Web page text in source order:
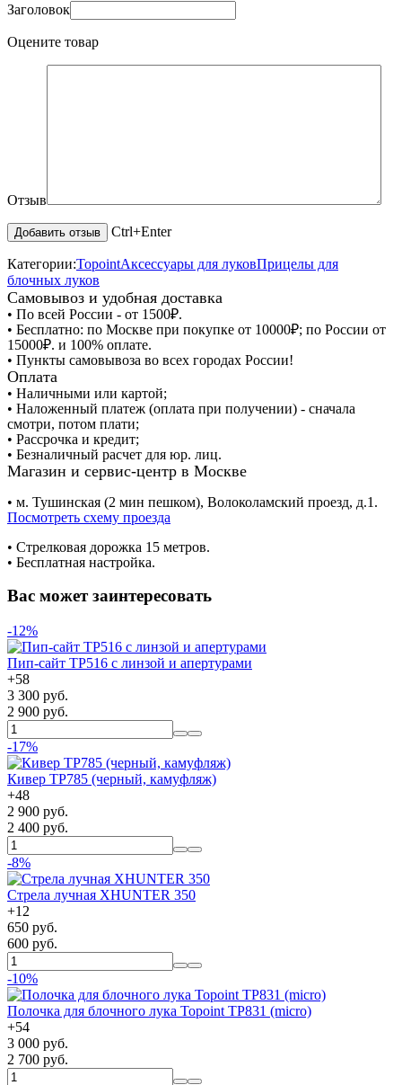
Заголовок
Оцените товар
Отзыв
Ctrl+Enter
Категории:TopointАксессуары для луковПрицелы для
блочных луков
Самовывоз и удобная доставка
• По всей России - от 1500₽.
• Бесплатно: по Москве при покупке от 10000₽; по России от
15000₽. и 100% оплате.
• Пункты самовывоза во всех городах России!
Оплата
• Наличными или картой;
• Наложенный платеж (оплата при получении) - сначала
смотри, потом плати;
• Рассрочка и кредит;
• Безналичный расчет для юр. лиц.
Магазин и сервис-центр в Москве
• м. Тушинская (2 мин пешком), Волоколамский проезд, д.1.
Посмотреть схему проезда
• Cтрелковая дорожка 15 метров.
• Бесплатная настройка.
Вас может заинтересовать
-12%
Пип-сайт TP516 с линзой и апертурами
+58
3 300 руб.
2 900 руб.
-17%
Кивер TP785 (черный, камуфляж)
+48
2 900 руб.
2 400 руб.
-8%
Стрела лучная XHUNTER 350
+12
650 руб.
600 руб.
-10%
Полочка для блочного лука Topoint TP831 (micro)
+54
3 000 руб.
2 700 руб.